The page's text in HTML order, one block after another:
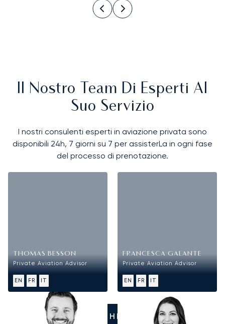
Il Nostro Team Di Esperti Al
Suo Servizio
I nostri consulenti esperti in aviazione privata sono
disponibili 24h, 7 giorni su 7 per assisterLa in ogni fase
del processo di prenotazione.
THOMAS BESSON
Private Aviation Advisor
EN FR IT
FRANCESCA GALANTE
Private Aviation Advisor
EN FR IT
CI CHIAMI